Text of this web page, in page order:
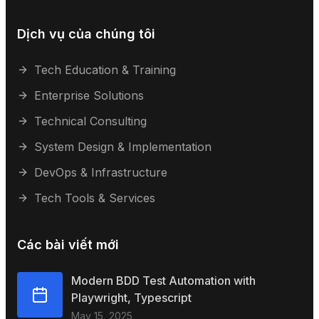
Dịch vụ của chúng tôi
Tech Education & Training
Enterprise Solutions
Technical Consulting
System Design & Implementation
DevOps & Infrastructure
Tech Tools & Services
Các bài viết mới
Modern BDD Test Automation with
Playwright, Typescript
May 15, 2025